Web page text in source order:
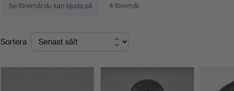
Se föremål du kan bjuda på
4 föremål
Slutpriser
Sortera